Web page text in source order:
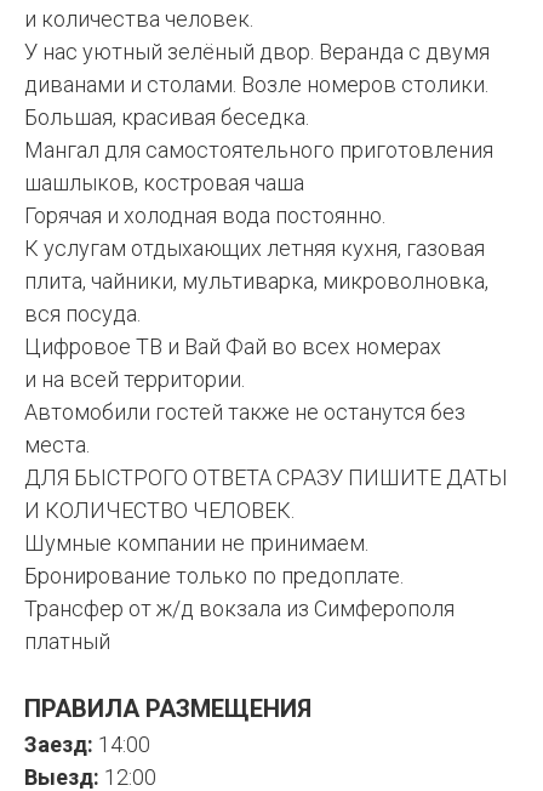
и количества человек.
У нас уютный зелёный двор. Веранда с двумя
диванами и столами. Возле номеров столики.
Большая, красивая беседка.
Мангал для самостоятельного приготовления
шашлыков, костровая чаша
Горячая и холодная вода постоянно.
К услугам отдыхающих летняя кухня, газовая
плита, чайники, мультиварка, микроволновка,
вся посуда.
Цифровое ТВ и Вай Фай во всех номерах
и на всей территории.
Автомобили гостей также не останутся без
места.
ДЛЯ БЫСТРОГО ОТВЕТА СРАЗУ ПИШИТЕ ДАТЫ
И КОЛИЧЕСТВО ЧЕЛОВЕК.
Шумные компании не принимаем.
Бронирование только по предоплате.
Трансфер от ж/д вокзала из Симферополя
платный
ПРАВИЛА РАЗМЕЩЕНИЯ
Заезд: 14:00
Выезд: 12:00